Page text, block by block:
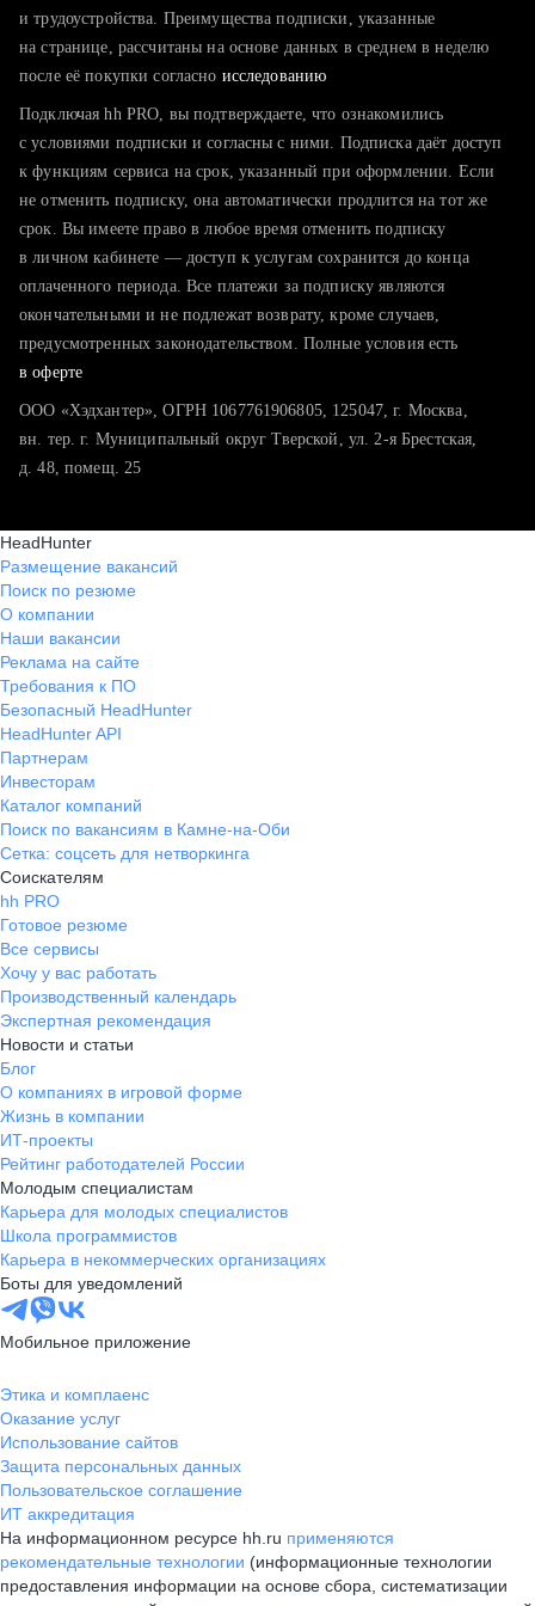
тратите много времени на поиск и вручную поднимаете
хотите сравнить себя с конкурентами и оценить шансы
и трудоустройства. Преимущества подписки, указанные
на странице, рассчитаны на основе данных в среднем в неделю
после её покупки согласно исследованию
Подключая hh PRO, вы подтверждаете, что ознакомились
с условиями подписки и согласны с ними. Подписка даёт доступ
к функциям сервиса на срок, указанный при оформлении. Если
не отменить подписку, она автоматически продлится на тот же
срок. Вы имеете право в любое время отменить подписку
в личном кабинете — доступ к услугам сохранится до конца
оплаченного периода. Все платежи за подписку являются
окончательными и не подлежат возврату, кроме случаев,
предусмотренных законодательством. Полные условия есть
в оферте
ООО «Хэдхантер», ОГРН 1067761906805, 125047, г. Москва,
вн. тер. г. Муниципальный округ Тверской, ул. 2-я Брестская,
д. 48, помещ. 25
HeadHunter
Размещение вакансий
Поиск по резюме
О компании
Наши вакансии
Реклама на сайте
Требования к ПО
Безопасный HeadHunter
HeadHunter API
Партнерам
Инвесторам
Каталог компаний
Поиск по вакансиям в Камне-на-Оби
Сетка: соцсеть для нетворкинга
Соискателям
hh PRO
Готовое резюме
Все сервисы
Хочу у вас работать
Производственный календарь
Экспертная рекомендация
Новости и статьи
Блог
О компаниях в игровой форме
Жизнь в компании
ИТ-проекты
Рейтинг работодателей России
Молодым специалистам
Карьера для молодых специалистов
Школа программистов
Карьера в некоммерческих организациях
Боты для уведомлений
Мобильное приложение
Этика и комплаенс
Оказание услуг
Использование сайтов
Защита персональных данных
Пользовательское соглашение
ИТ аккредитация
На информационном ресурсе hh.ru применяются
рекомендательные технологии (информационные технологии
предоставления информации на основе сбора, систематизации